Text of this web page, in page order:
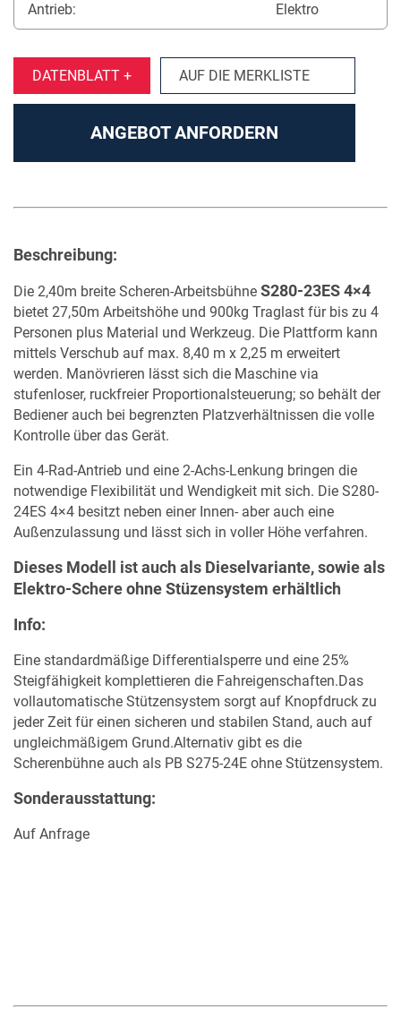
MERKLISTE
Antrieb: Elektro
DATENBLATT + AUF DIE MERKLISTE
ANGEBOT ANFORDERN
Beschreibung:
Die 2,40m breite Scheren-Arbeitsbühne S280-23ES 4×4
bietet 27,50m Arbeitshöhe und 900kg Traglast für bis zu 4
Personen plus Material und Werkzeug. Die Plattform kann
mittels Verschub auf max. 8,40 m x 2,25 m erweitert
werden. Manövrieren lässt sich die Maschine via
stufenloser, ruckfreier Proportionalsteuerung; so behält der
Bediener auch bei begrenzten Platzverhältnissen die volle
Kontrolle über das Gerät.
Ein 4-Rad-Antrieb und eine 2-Achs-Lenkung bringen die
notwendige Flexibilität und Wendigkeit mit sich. Die S280-
24ES 4×4 besitzt neben einer Innen- aber auch eine
Außenzulassung und lässt sich in voller Höhe verfahren.
Dieses Modell ist auch als Dieselvariante, sowie als
Elektro-Schere ohne Stüzensystem erhältlich
Info:
Eine standardmäßige Differentialsperre und eine 25%
Steigfähigkeit komplettieren die Fahreigenschaften.Das
vollautomatische Stützensystem sorgt auf Knopfdruck zu
jeder Zeit für einen sicheren und stabilen Stand, auch auf
ungleichmäßigem Grund.Alternativ gibt es die
Scherenbühne auch als PB S275-24E ohne Stützensystem.
Sonderausstattung:
Auf Anfrage